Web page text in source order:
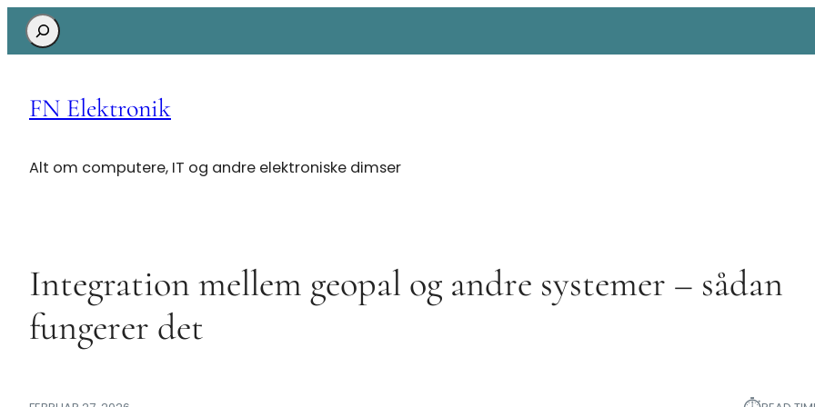
Search
FN Elektronik
Alt om computere, IT og andre elektroniske dimser
Integration mellem geopal og andre systemer – sådan
fungerer det